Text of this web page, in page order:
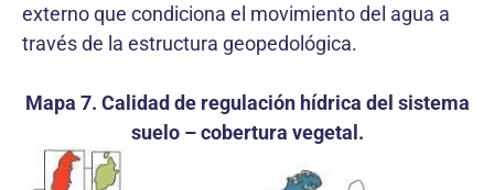
externo que condiciona el movimiento del agua a
través de la estructura geopedológica.
Mapa 7. Calidad de regulación hídrica del sistema
suelo – cobertura vegetal.